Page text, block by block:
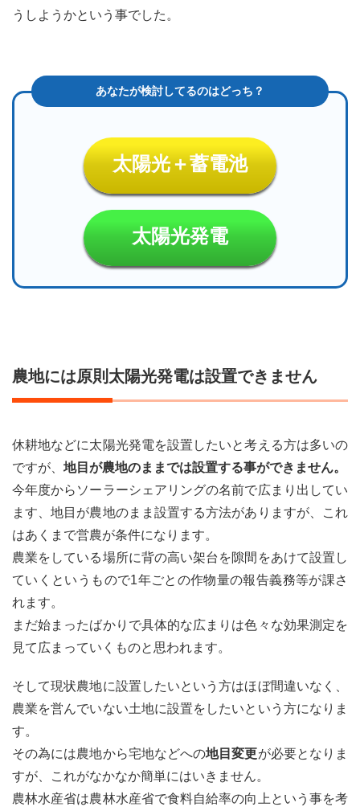
うしようかという事でした。
太陽光＋蓄電池
太陽光発電
農地には原則太陽光発電は設置できません
休耕地などに太陽光発電を設置したいと考える方は多いの
ですが、 地目が農地のままでは設置する事ができません。
今年度からソーラーシェアリングの名前で広まり出してい
ます、地目が農地のまま設置する方法がありますが、これ
はあくまで営農が条件になります。
農業をしている場所に背の高い架台を隙間をあけて設置し
ていくというもので1年ごとの作物量の報告義務等が課さ
れます。
まだ始まったばかりで具体的な広まりは色々な効果測定を
見て広まっていくものと思われます。
そして現状農地に設置したいという方はほぼ間違いなく、
農業を営んでいない土地に設置をしたいという方になりま
す。
その為には農地から宅地などへの地目変更が必要となりま
すが、これがなかなか簡単にはいきません。
農林水産省は農林水産省で食料自給率の向上という事を考